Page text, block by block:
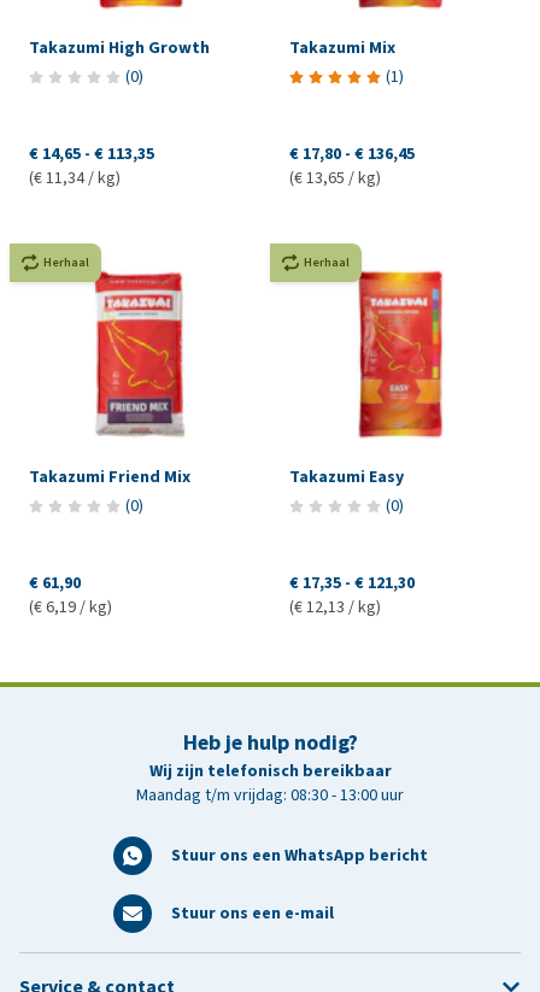
Takazumi High Growth
(0)
€ 14,65 - € 113,35
(€ 11,34 / kg)
Takazumi Mix
(1)
€ 17,80 - € 136,45
(€ 13,65 / kg)
Herhaal
Takazumi Friend Mix
(0)
€ 61,90
(€ 6,19 / kg)
Herhaal
Takazumi Easy
(0)
€ 17,35 - € 121,30
(€ 12,13 / kg)
Heb je hulp nodig?
Wij zijn telefonisch bereikbaar
Maandag t/m vrijdag: 08:30 - 13:00 uur
Stuur ons een WhatsApp bericht
Stuur ons een e-mail
Service & contact